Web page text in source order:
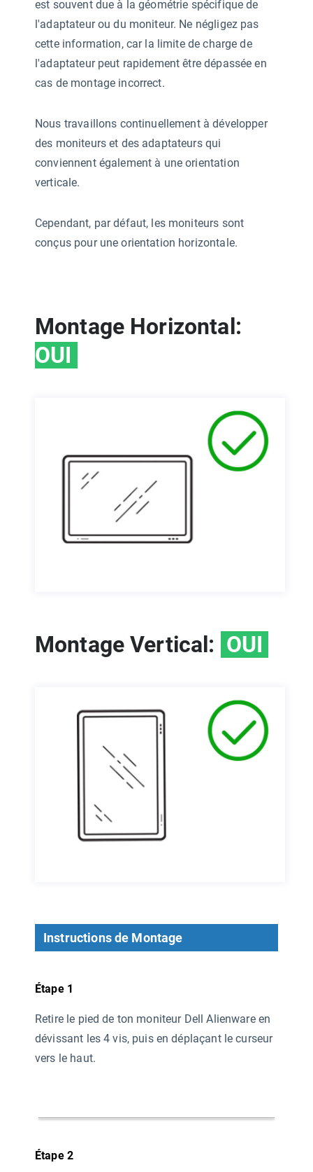
est souvent due à la géométrie spécifique de
l'adaptateur ou du moniteur. Ne négligez pas
cette information, car la limite de charge de
l'adaptateur peut rapidement être dépassée en
cas de montage incorrect.
Nous travaillons continuellement à développer
des moniteurs et des adaptateurs qui
conviennent également à une orientation
verticale.
Cependant, par défaut, les moniteurs sont
conçus pour une orientation horizontale.
Montage Horizontal:
OUI
Montage Vertical: OUI
Instructions de Montage
Étape 1
Retire le pied de ton moniteur Dell Alienware en
dévissant les 4 vis, puis en déplaçant le curseur
vers le haut.
Étape 2